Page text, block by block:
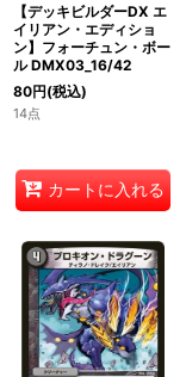
【デッキビルダーDX エ
イリアン・エディショ
ン】フォーチュン・ボー
ル DMX03_16/42
80円(税込)
14点
カートに入れる